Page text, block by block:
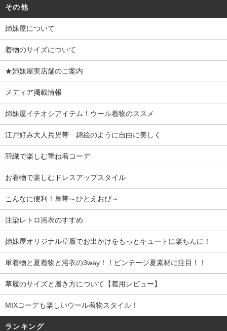
その他
姉妹屋について
着物のサイズについて
★姉妹屋実店舗のご案内
メディア掲載情報
姉妹屋イチオシアイテム！ウール着物のススメ
江戸好み大人兵児帯 錦絵のように自由に美しく
羽織で楽しむ重ね着コーデ
お着物で楽しむドレスアップスタイル
こんなに便利！単帯～ひとえおび～
注染レトロ浴衣のすすめ
姉妹屋オリジナル草履でお出かけをもっとキュートに楽ちんに！
単着物と夏着物と浴衣の3way！！ビンテージ夏素材に注目！！
草履のサイズと履き方について【着用レビュー】
MIXコーデも楽しいウール着物スタイル！
ランキング